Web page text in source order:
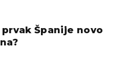
Španije novo